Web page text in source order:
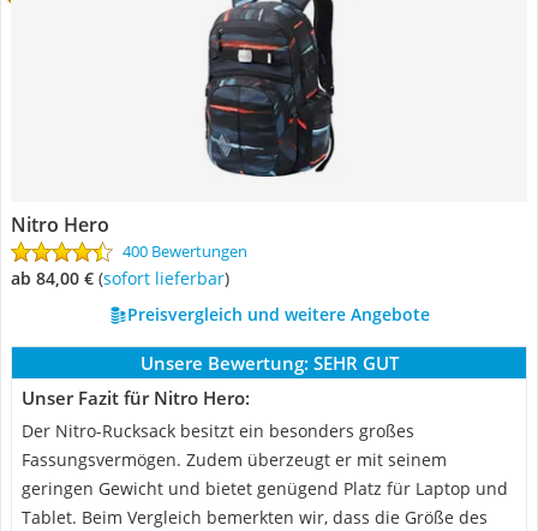
Nitro Hero
400 Bewertungen
ab 84,00 € ( Sofort lieferbar)
Preisvergleich und weitere Angebote
Unsere Bewertung: SEHR GUT
Unser Fazit für Nitro Hero:
Der Nitro-Rucksack besitzt ein besonders großes
Fassungsvermögen. Zudem überzeugt er mit seinem
geringen Gewicht und bietet genügend Platz für Laptop und
Tablet. Beim Vergleich bemerkten wir, dass die Größe des